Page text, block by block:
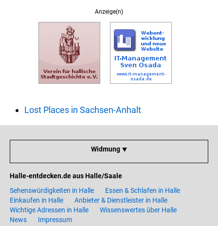
Anzeige(n)
Lost Places in Sachsen-Anhalt
Widmung ⯆
Halle-entdecken.de aus Halle/Saale
Sehenswürdigkeiten in Halle
Essen & Schlafen in Halle
Einkaufen in Halle
Anbieter & Dienstleister in Halle
Wichtige Adressen in Halle
Wissenswertes über Halle
News
Impressum